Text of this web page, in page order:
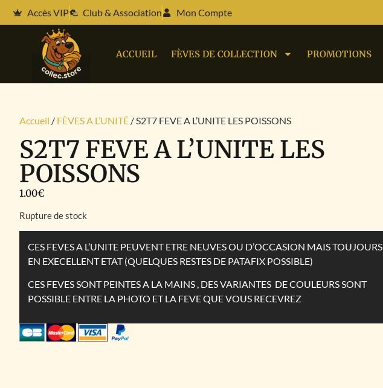
Accès VIP Club & Association Mon Compte
ACCUEIL FÈVES DE COLLECTION PROMOTIONS
Accueil / FÈVES A L’UNITÉ / S2T7 FEVE A L’UNITE LES POISSONS
S2T7 FEVE A L’UNITE LES
POISSONS
1.00€
Rupture de stock
CES FEVES A L’UNITE PEUVENT ETRE NEUVES OU D’OCCASION MAIS TOUJOURS
EN EXECELLENT ETAT (QUELQUES RESTES DE PATAFIX POSSIBLE)
CES FEVES SONT PEINTES A LA MAINS , DES VARIANTES DE COULEURS SONT
POSSIBLE ENTRE LA PHOTO ET LA FEVE QUE VOUS RECEVREZ